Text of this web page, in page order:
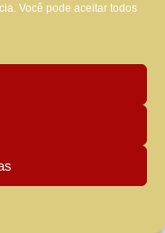
Você pode aceitar todos
não cria
técnica
não pode ser
explico que